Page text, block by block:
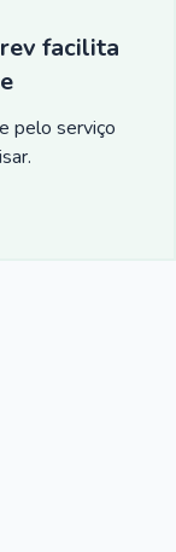
facilita
pelo serviço